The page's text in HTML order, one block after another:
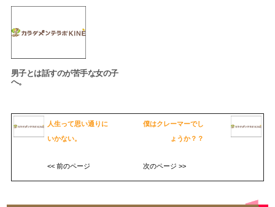
男子とは話すのが苦手な女の子
へ。
人生って思い通りに
いかない。
<< 前のページ
僕はクレーマーでし
ょうか？？
次のページ >>